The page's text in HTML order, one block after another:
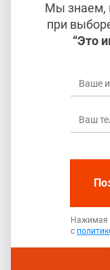
Мы знаем,
при
“Это
Нажимая
с